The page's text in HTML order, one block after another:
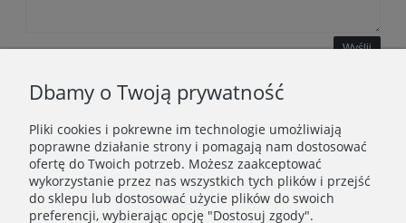
Wyślij
WAŻNE INFORMACJE
POLECANE STRONY
Dbamy o Twoją prywatność
Pliki cookies i pokrewne im technologie umożliwiają
poprawne działanie strony i pomagają nam dostosować
ofertę do Twoich potrzeb. Możesz zaakceptować
wykorzystanie przez nas wszystkich tych plików i przejść
do sklepu lub dostosować użycie plików do swoich
preferencji, wybierając opcję "Dostosuj zgody".